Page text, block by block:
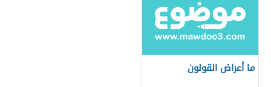
ما أعراض القولون